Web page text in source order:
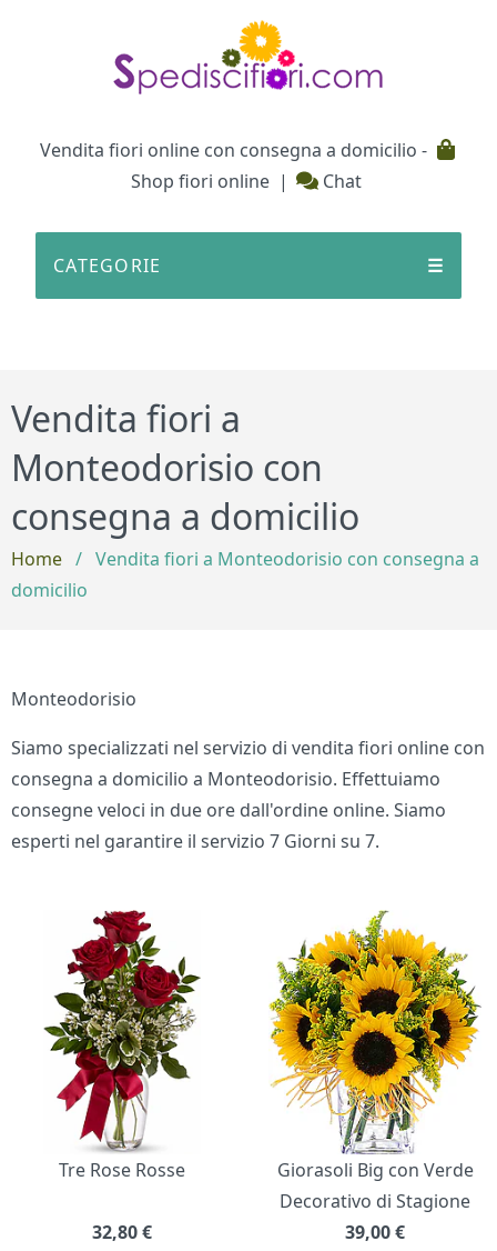
Vendita fiori online con consegna a domicilio -
Shop fiori online | Chat
CATEGORIE ☰
Vendita fiori a
Monteodorisio con
consegna a domicilio
Home / Vendita fiori a Monteodorisio con consegna a
domicilio
Monteodorisio
Siamo specializzati nel servizio di vendita fiori online con
consegna a domicilio a Monteodorisio. Effettuiamo
consegne veloci in due ore dall'ordine online. Siamo
esperti nel garantire il servizio 7 Giorni su 7.
Bouquet di fiori
Tre Rose Rosse
32,80€
Giorasoli Big con Verde
Decorativo di Stagione
39,00€